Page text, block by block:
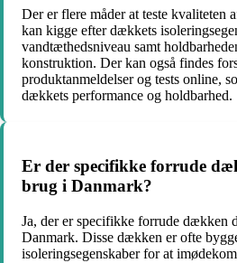
Der er flere måder at teste kvaliteten
kan kigge efter dækkets
vandtæthedsniveau samt
konstruktion. Der kan også findes
produktanmeldelser og tests online,
dækkets performance og holdbarhed.
Er der specifikke forrude
brug i Danmark?
Ja, der er specifikke forrude dækken
Danmark. Disse dækken er ofte
isoleringsegenskaber for at